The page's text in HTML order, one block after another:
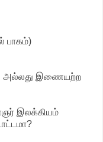
பாகம்)
அல்லது இணையற்ற
இலக்கியம்